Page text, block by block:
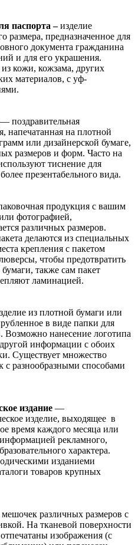
паспорта –изделие
размера, предназначенное для
документа гражданина
и для его украшения.
кожи, кожзама, других
материалов, с уф-
— поздравительная
напечатанная на плотной
или дизайнерской бумаге,
размеров и форм. Часто на
тиснение для
презентабельного вида.
продукция с вашим
фотографией,
различных размеров.
делаются из специальных
крепления с пакетом
чтобы предотвратить
также сам пакет
ламинацией.
из плотной бумаги или
в виде папки для
Возможно нанесение логотипа
информации с обоих
Существует множество
с разнообразными способами
издание —
изделие, выходящее в
время каждого месяца или
рекламного,
характера.
изданиеми
товаров крупных
мешочек различных размеров с
На тканевой поверхности
изображения (с